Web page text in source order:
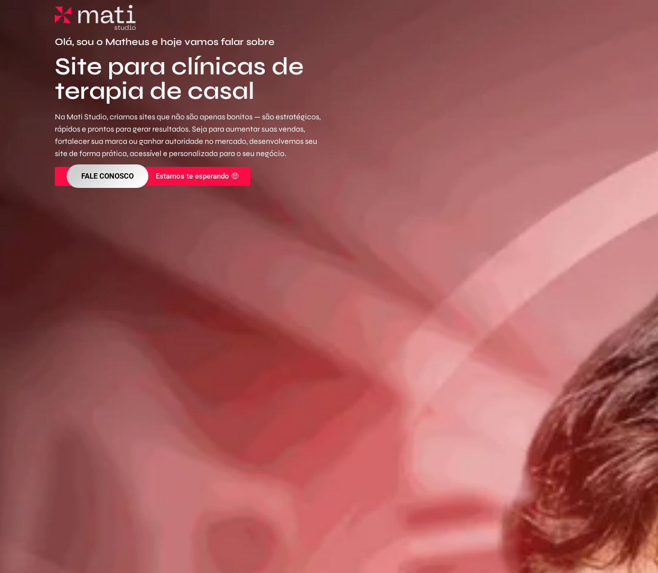
Olá, sou o Matheus e hoje vamos falar sobre
Site para clínicas de
terapia de casal
Na Mati Studio, criamos sites que não são apenas bonitos — são estratégicos,
rápidos e prontos para gerar resultados. Seja para aumentar suas vendas,
fortalecer sua marca ou ganhar autoridade no mercado, desenvolvemos seu
site de forma prática, acessível e personalizada para o seu negócio.
FALE CONOSCO Estamos te esperando 🤑